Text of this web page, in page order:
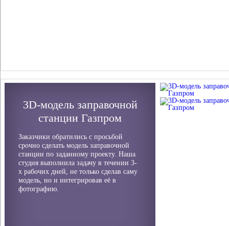
3D-модель заправочной
станции Газпром
Заказчики обратились с просьбой
срочно сделать модель заправочной
станции по заданному проекту. Наша
студия выполнила задачу в течении 3-
х рабочих дней, не только сделав саму
модель, но и интегрировав её в
фотографию.